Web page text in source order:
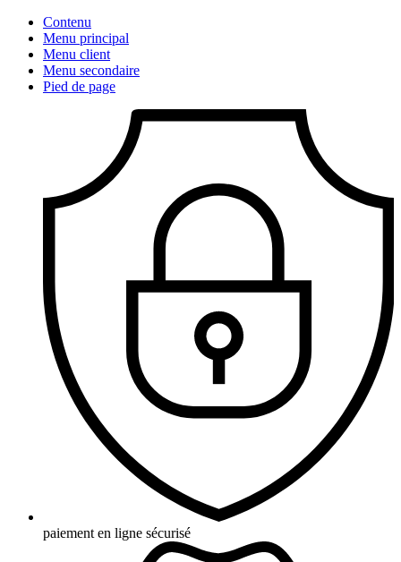
Contenu
Menu principal
Menu client
Menu secondaire
Pied de page
paiement en ligne sécurisé